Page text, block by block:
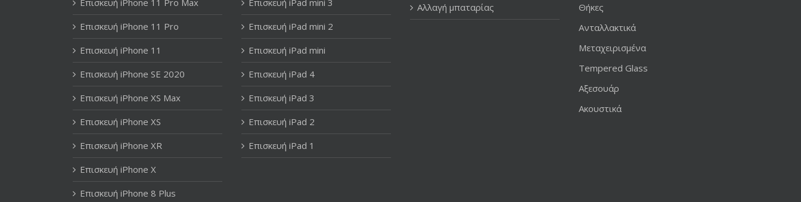
Επισκευή iPhone 11 Pro Max
Επισκευή iPhone 11 Pro
Επισκευή iPhone 11
Επισκευή iPhone SE 2020
Επισκευή iPhone XS Max
Επισκευή iPhone XS
Επισκευή iPhone XR
Επισκευή iPhone X
Επισκευή iPhone 8 Plus
Επισκευή iPad mini 3
Επισκευή iPad mini 2
Επισκευή iPad mini
Επισκευή iPad 4
Επισκευή iPad 3
Επισκευή iPad 2
Επισκευή iPad 1
Αλλαγή μπαταρίας
Θήκες
Ανταλλακτικά
Μεταχειρισμένα
Tempered Glass
Αξεσουάρ
Ακουστικά